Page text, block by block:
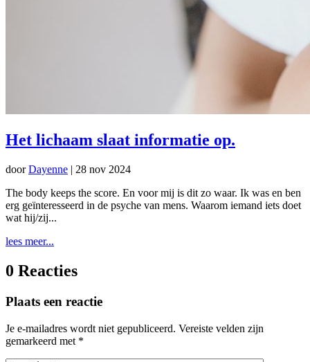
Het lichaam slaat informatie op.
doorDayenne | 28 nov 2024
The body keeps the score. En voor mij is dit zo waar. Ik was en ben
erg geïnteresseerd in de psyche van mens. Waarom iemand iets doet
wat hij/zij...
lees meer...
0 Reacties
Plaats een reactie
Je e-mailadres wordt niet gepubliceerd. Vereiste velden zijn
gemarkeerd met *